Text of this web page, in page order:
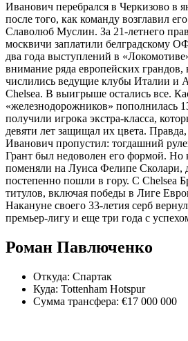
Иванович перебрался в Черкизово в
после того, как команду возглавил
Славолюб Муслин. За 21-летнего
москвичи заплатили белградскому
два года выступлений в
внимание ряда европейских грандов,
числились ведущие клубы Италии и
Chelsea. В выигрыше остались все.
«железнодорожников» пополнилась
получили игрока экстра-класса,
девяти лет защищал их цвета.
Иванович пропустил: тогдашний
Грант был недоволен его формой. Но
поменяли на Луиса Фелипе Сколари,
постепенно пошли в гору. С Chelsea
титулов, включая победы в Лиге
Накануне своего 33-летия серб
премьер-лигу и еще три года с
Роман Павлюченко
Откуда: Спартак
Куда: Tottenham Hotspur
Сумма трансфера: €17 000 000